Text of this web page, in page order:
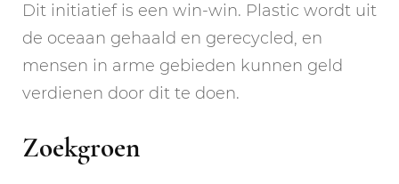
Dit initiatief is een win-win. Plastic wordt uit
de oceaan gehaald en gerecycled, en
mensen in arme gebieden kunnen geld
verdienen door dit te doen.
Zoekgroen